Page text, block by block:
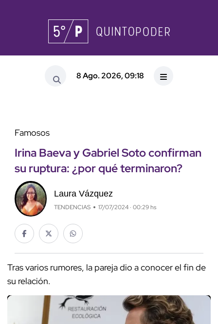
8 Ago. 2026, 09:18
Famosos
Irina Baeva y Gabriel Soto confirman
su ruptura: ¿por qué terminaron?
Laura Vázquez
TENDENCIAS 17/07/2024 · 00:29 hs
Tras varios rumores, la pareja dio a conocer el fin de
su relación.